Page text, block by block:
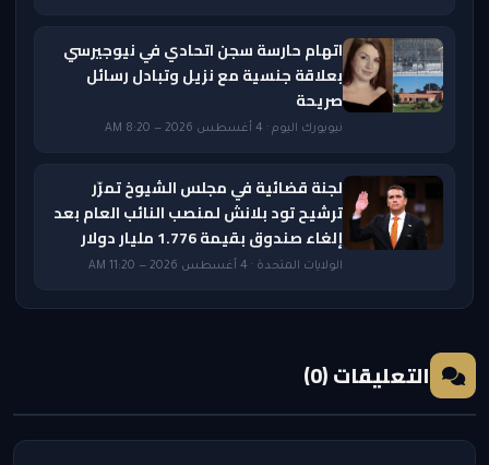
اتهام حارسة سجن اتحادي في نيوجيرسي
بعلاقة جنسية مع نزيل وتبادل رسائل
صريحة
نيويورك اليوم · 4 أغسطس 2026 — 8:20 AM
لجنة قضائية في مجلس الشيوخ تمرّر
ترشيح تود بلانش لمنصب النائب العام بعد
إلغاء صندوق بقيمة 1.776 مليار دولار
الولايات المتحدة · 4 أغسطس 2026 — 11:20 AM
التعليقات (0)